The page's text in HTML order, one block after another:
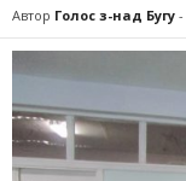
Автор Голос з-над Бугу -